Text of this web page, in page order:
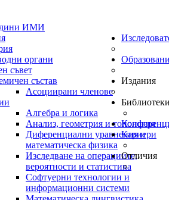
ИМИ
органи
съвет
състав
Асоциирани членове
Алгебра и логика
Анализ, геометрия и топология
Диференциални уравнения и
математическа физика
Изследване на операциите,
вероятности и статистика
Софтуерни технологии и
информационни системи
Издания
Кариери
Отличия